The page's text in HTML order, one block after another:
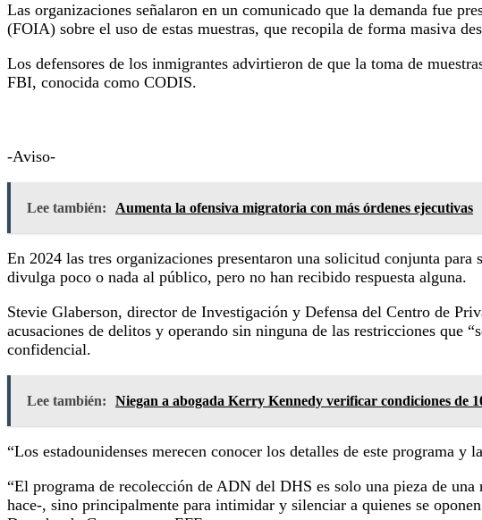
Las organizaciones señalaron en un comunicado que la demanda fue
(FOIA) sobre el uso de estas muestras, que recopila de forma masiva
Los defensores de los inmigrantes advirtieron de que la toma de
FBI, conocida como CODIS.
-Aviso-
Lee también: Aumenta la ofensiva migratoria con más órdenes ejecutivas
En 2024 las tres organizaciones presentaron una solicitud conjunta
divulga poco o nada al público, pero no han recibido respuesta alguna.
Stevie Glaberson, director de Investigación y Defensa del Centro de
acusaciones de delitos y operando sin ninguna de las restricciones que
confidencial.
Lee también: Niegan a abogada Kerry Kennedy verificar condiciones de
“Los estadounidenses merecen conocer los detalles de este programa
“El programa de recolección de ADN del DHS es solo una pieza de
hace-, sino principalmente para intimidar y silenciar a quienes se